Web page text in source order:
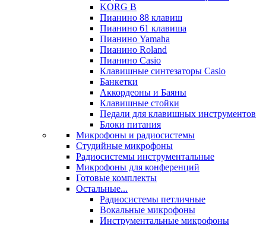
KORG B
Пианино 88 клавиш
Пианино 61 клавиша
Пианино Yamaha
Пианино Roland
Пианино Casio
Клавишные синтезаторы Casio
Банкетки
Аккордеоны и Баяны
Клавишные стойки
Педали для клавишных инструментов
Блоки питания
Микрофоны и радиосистемы
Студийные микрофоны
Радиосистемы инструментальные
Микрофоны для конференций
Готовые комплекты
Остальные...
Радиосистемы петличные
Вокальные микрофоны
Инструментальные микрофоны